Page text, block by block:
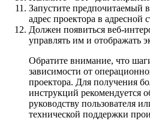
Запустите предпочитаемый
адрес проектора в адресной
Должен появиться веб-
управлять им и отображать
Обратите внимание, что
зависимости от
проектора. Для получения
инструкций рекомендуется
руководству пользователя
технической поддержки